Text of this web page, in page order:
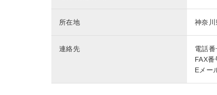
所在地 神奈
連絡先
電話
FAX
Eメー